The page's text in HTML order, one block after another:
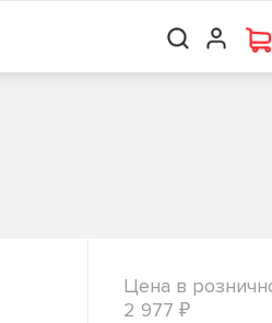
Цена в
2 977 ₽